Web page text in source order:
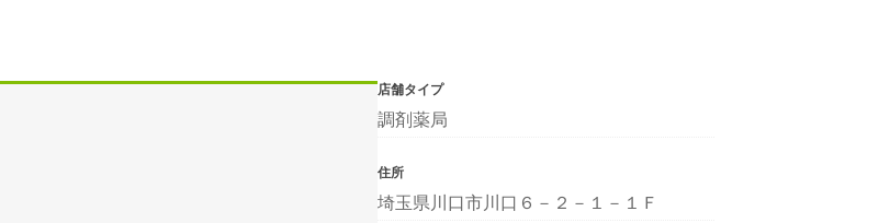
店舗タイプ
調剤薬局
住所
埼玉県川口市川口６－２－１－１Ｆ